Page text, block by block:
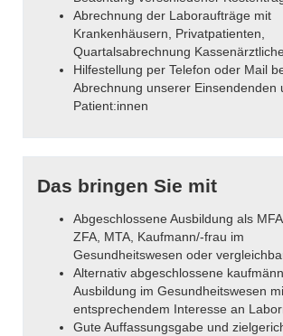
Abrechnung der Laboraufträge mit
Krankenhäusern, Privatpatienten,
Quartalsabrechnung
Hilfestellung per Telefon oder Mail
Abrechnung unserer Einsendenden
Patient:innen
Das bringen Sie mit
Abgeschlossene Ausbildung als
ZFA, MTA, Kaufmann/-frau im
Gesundheitswesen oder
Alternativ abgeschlossene
Ausbildung im Gesundheitswesen
entsprechendem Interesse an
Gute Auffassungsgabe und